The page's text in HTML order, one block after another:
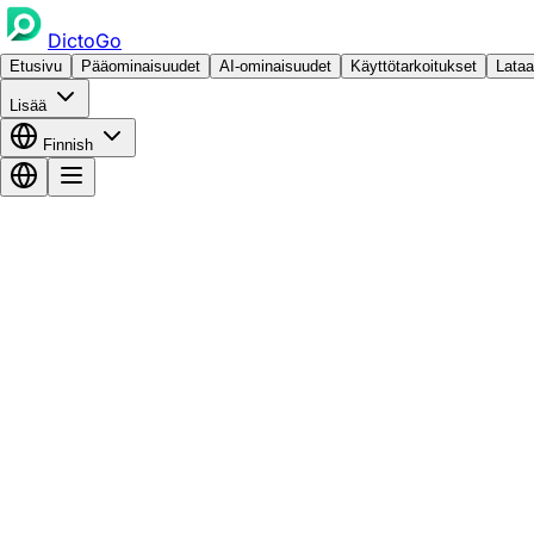
DictoGo
Etusivu Pääominaisuudet AI-ominaisuudet Käyttötarkoitukset Lataa
Lisää
Finnish